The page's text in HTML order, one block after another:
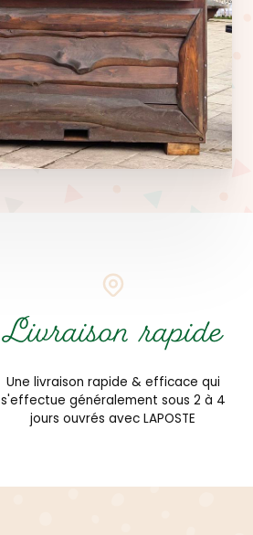
Livraison rapide
Une livraison rapide & efficace qui
s'effectue généralement sous 2 à 4
jours ouvrés avec LAPOSTE